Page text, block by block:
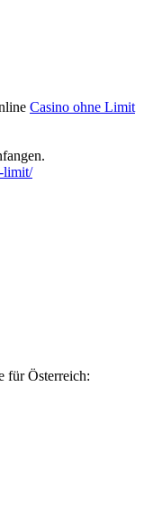
Casino ohne Limit
limit/
für Österreich: